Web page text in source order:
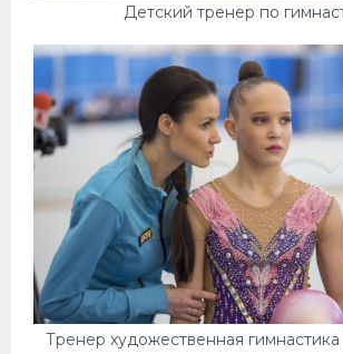
Детский тренер по
Тренер художественная